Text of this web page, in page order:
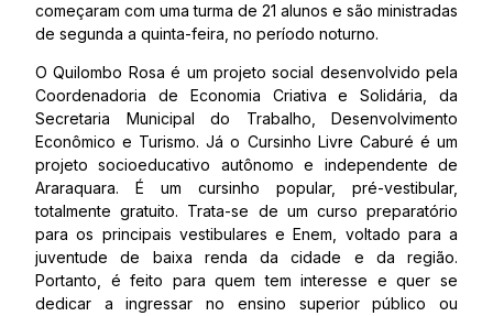
começaram com uma turma de 21 alunos e são ministradas
de segunda a quinta-feira, no período noturno.
O Quilombo Rosa é um projeto social desenvolvido pela
Coordenadoria de Economia Criativa e Solidária, da
Secretaria Municipal do Trabalho, Desenvolvimento
Econômico e Turismo. Já o Cursinho Livre Caburé é um
projeto socioeducativo autônomo e independente de
Araraquara. É um cursinho popular, pré-vestibular,
totalmente gratuito. Trata-se de um curso preparatório
para os principais vestibulares e Enem, voltado para a
juventude de baixa renda da cidade e da região.
Portanto, é feito para quem tem interesse e quer se
dedicar a ingressar no ensino superior público ou